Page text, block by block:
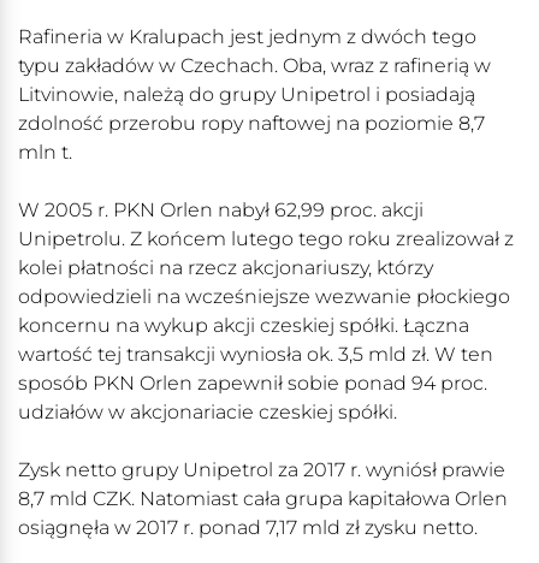
Rafineria w Kralupach jest jednym z dwóch tego
typu zakładów w Czechach. Oba, wraz z rafinerią w
Litvinowie, należą do grupy Unipetrol i posiadają
zdolność przerobu ropy naftowej na poziomie 8,7
mln t.
W 2005 r. PKN Orlen nabył 62,99 proc. akcji
Unipetrolu. Z końcem lutego tego roku zrealizował z
kolei płatności na rzecz akcjonariuszy, którzy
odpowiedzieli na wcześniejsze wezwanie płockiego
koncernu na wykup akcji czeskiej spółki. Łączna
wartość tej transakcji wyniosła ok. 3,5 mld zł. W ten
sposób PKN Orlen zapewnił sobie ponad 94 proc.
udziałów w akcjonariacie czeskiej spółki.
Zysk netto grupy Unipetrol za 2017 r. wyniósł prawie
8,7 mld CZK. Natomiast cała grupa kapitałowa Orlen
osiągnęła w 2017 r. ponad 7,17 mld zł zysku netto.